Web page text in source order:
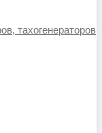
тахогенераторов